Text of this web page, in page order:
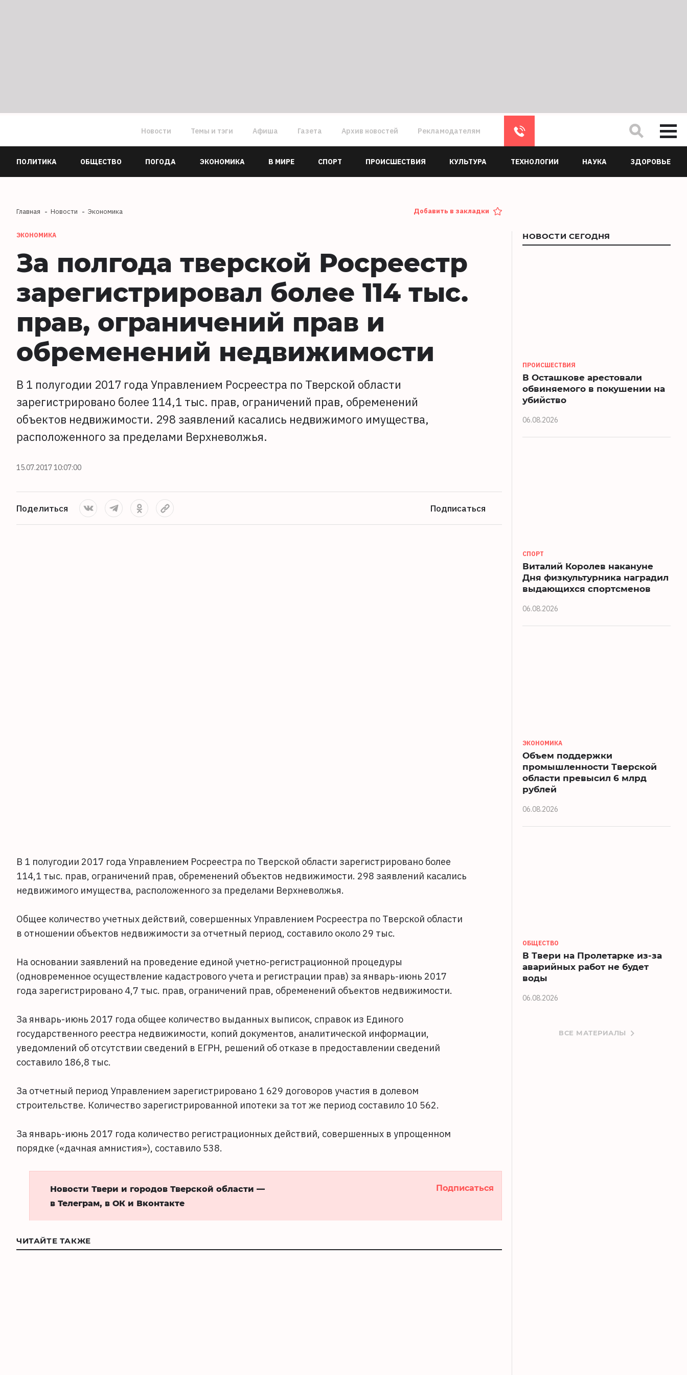
Новости Темы и тэги Афиша Газета Архив новостей Рекламодателям
ПОЛИТИКА ОБЩЕСТВО ПОГОДА ЭКОНОМИКА В МИРЕ СПОРТ ПРОИСШЕСТВИЯ КУЛЬТУРА ТЕХНОЛОГИИ НАУКА ЗДОРОВЬЕ
Главная Новости Экономика Добавить в закладки
ЭКОНОМИКА
За полгода тверской Росреестр
зарегистрировал более 114 тыс.
прав, ограничений прав и
обременений недвижимости
В 1 полугодии 2017 года Управлением Росреестра по Тверской области
зарегистрировано более 114,1 тыс. прав, ограничений прав, обременений
объектов недвижимости. 298 заявлений касались недвижимого имущества,
расположенного за пределами Верхневолжья.
15.07.2017 10:07:00
Поделиться Подписаться
В 1 полугодии 2017 года Управлением Росреестра по Тверской области зарегистрировано более
114,1 тыс. прав, ограничений прав, обременений объектов недвижимости. 298 заявлений касались
недвижимого имущества, расположенного за пределами Верхневолжья.
Общее количество учетных действий, совершенных Управлением Росреестра по Тверской области
в отношении объектов недвижимости за отчетный период, составило около 29 тыс.
На основании заявлений на проведение единой учетно-регистрационной процедуры
(одновременное осуществление кадастрового учета и регистрации прав) за январь-июнь 2017
года зарегистрировано 4,7 тыс. прав, ограничений прав, обременений объектов недвижимости.
За январь-июнь 2017 года общее количество выданных выписок, справок из Единого
государственного реестра недвижимости, копий документов, аналитической информации,
уведомлений об отсутствии сведений в ЕГРН, решений об отказе в предоставлении сведений
составило 186,8 тыс.
За отчетный период Управлением зарегистрировано 1 629 договоров участия в долевом
строительстве. Количество зарегистрированной ипотеки за тот же период составило 10 562.
За январь-июнь 2017 года количество регистрационных действий, совершенных в упрощенном
порядке («дачная амнистия»), составило 538.
Новости Твери и городов Тверской области —
в Телеграм, в ОК и Вконтакте
Подписаться
ЧИТАЙТЕ ТАКЖЕ
НОВОСТИ СЕГОДНЯ
ПРОИСШЕСТВИЯ
В Осташкове арестовали
обвиняемого в покушении на
убийство
06.08.2026
СПОРТ
Виталий Королев накануне
Дня физкультурника наградил
выдающихся спортсменов
06.08.2026
ЭКОНОМИКА
Объем поддержки
промышленности Тверской
области превысил 6 млрд
рублей
06.08.2026
ОБЩЕСТВО
В Твери на Пролетарке из-за
аварийных работ не будет
воды
06.08.2026
ВСЕ МАТЕРИАЛЫ